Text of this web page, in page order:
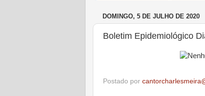
DOMINGO, 5 DE JULHO DE 2020
Boletim Epidemiológico
Postado por